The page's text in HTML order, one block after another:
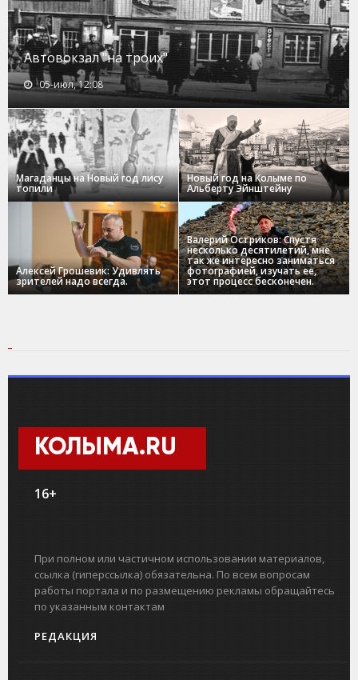
Автовокзал "на троих"
05-июл, 12:08
Магаданцы на Новый год лису
топили
Новый год на Колыме по
Альберту Эйнштейну
Алексей Грошевик: Удивлять
зрителей надо всегда.
Валерий Остриков: Спустя
несколько десятилетий, мне
так же интересно заниматься
фотографией, изучать ее,
этот процесс бесконечен.
КОЛЫМА.RU
16+
При полном или частичном использовании материалов,
ссылка (гиперссылка) обязательна. По всем вопросам
работы портала и по размещению рекламы обращайтесь
по указанным контактам
РЕДАКЦИЯ